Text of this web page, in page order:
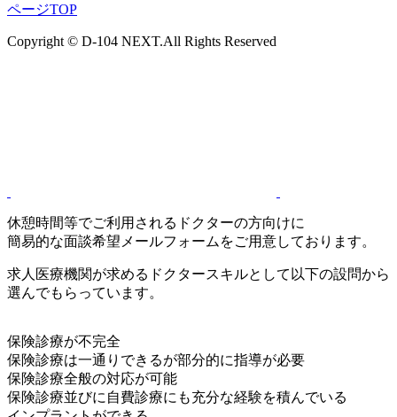
ページTOP
Copyright © D-104 NEXT.All Rights Reserved
休憩時間等でご利用されるドクターの方向けに
簡易的な面談希望メールフォームをご用意しております。
求人医療機関が求めるドクタースキルとして以下の設問から
選んでもらっています。
保険診療が不完全
保険診療は一通りできるが部分的に指導が必要
保険診療全般の対応が可能
保険診療並びに自費診療にも充分な経験を積んでいる